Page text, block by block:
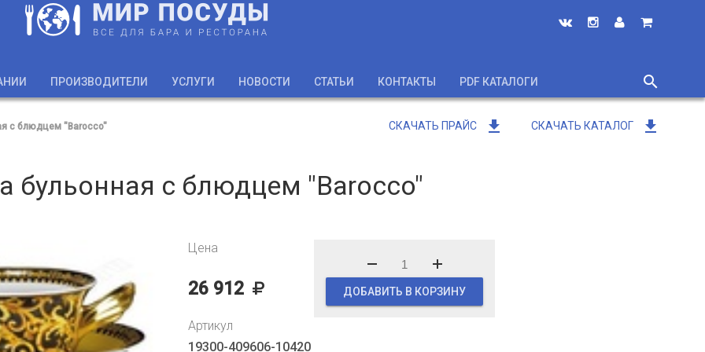
ПРОИЗВОДИТЕЛИ УСЛУГИ НОВОСТИ СТАТЬИ КОНТАКТЫ PDF КАТАЛОГИ
search
close
СКАЧАТЬ ПРАЙС get_app СКАЧАТЬ КАТАЛОГ get_app
с блюдцем "Barocco"
бульонная с блюдцем "Barocco"
Цена
26 912 ДОБАВИТЬ В КОРЗИНУ
Артикул
19300-409606-10420